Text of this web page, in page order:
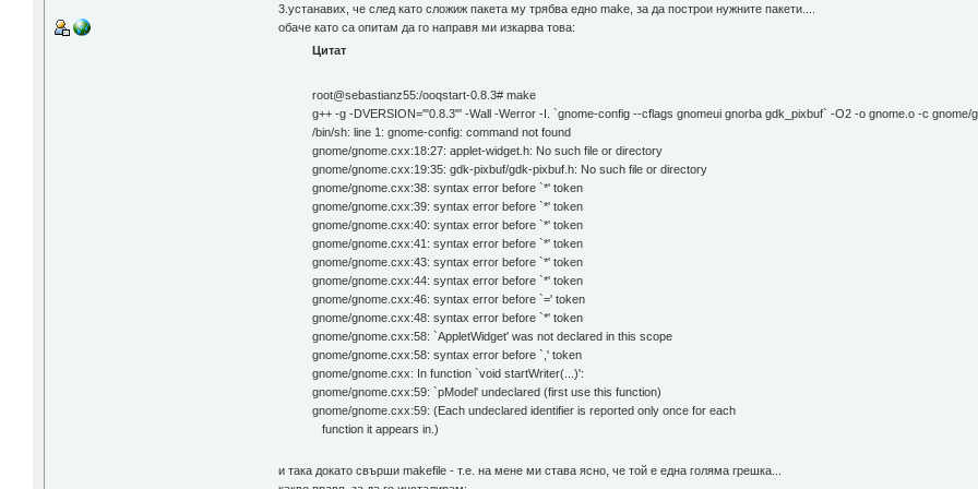
3.устанавих, че след като сложиж пакета му трябва едно make, за да построи нужните пакети....
обаче като са опитам да го направя ми изкарва това:
Цитат
root@sebastianz55:/ooqstart-0.8.3# make
g++ -g -DVERSION='"0.8.3"' -Wall -Werror -I. `gnome-config --cflags gnomeui gnorba gdk_pixbuf` -O2 -o gnome.o -c gnome/
/bin/sh: line 1: gnome-config: command not found
gnome/gnome.cxx:18:27: applet-widget.h: No such file or directory
gnome/gnome.cxx:19:35: gdk-pixbuf/gdk-pixbuf.h: No such file or directory
gnome/gnome.cxx:38: syntax error before `*' token
gnome/gnome.cxx:39: syntax error before `*' token
gnome/gnome.cxx:40: syntax error before `*' token
gnome/gnome.cxx:41: syntax error before `*' token
gnome/gnome.cxx:43: syntax error before `*' token
gnome/gnome.cxx:44: syntax error before `*' token
gnome/gnome.cxx:46: syntax error before `=' token
gnome/gnome.cxx:48: syntax error before `*' token
gnome/gnome.cxx:58: `AppletWidget' was not declared in this scope
gnome/gnome.cxx:58: syntax error before `,' token
gnome/gnome.cxx: In function `void startWriter(...)':
gnome/gnome.cxx:59: `pModel' undeclared (first use this function)
gnome/gnome.cxx:59: (Each undeclared identifier is reported only once for each
function it appears in.)
и така докато свърши makefile - т.е. на мене ми става ясно, че той е една голяма грешка...